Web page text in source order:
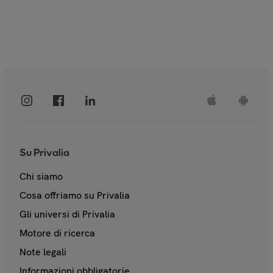
Su Privalia
Chi siamo
Cosa offriamo su Privalia
Gli universi di Privalia
Motore di ricerca
Note legali